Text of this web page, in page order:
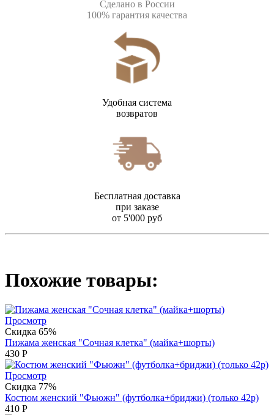
Сделано в России
100% гарантия качества
Удобная система
возвратов
Бесплатная доставка
при заказе
от 5'000 руб
Похожие товары:
Просмотр
Скидка 65%
Пижама женская "Сочная клетка" (майка+шорты)
430 Р
Просмотр
Скидка 77%
Костюм женский "Фьюжн" (футболка+бриджи) (только 42р)
410 Р